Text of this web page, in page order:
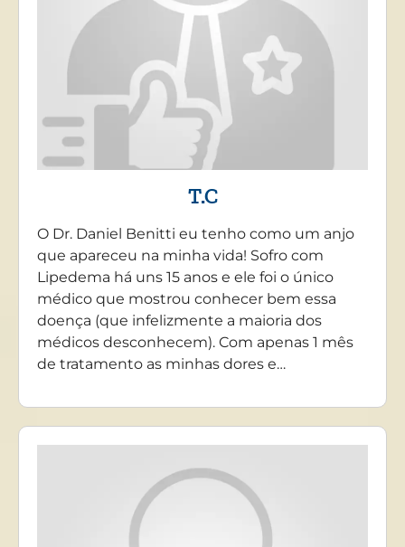
T.C
O Dr. Daniel Benitti eu tenho como um anjo
que apareceu na minha vida! Sofro com
Lipedema há uns 15 anos e ele foi o único
médico que mostrou conhecer bem essa
doença (que infelizmente a maioria dos
médicos desconhecem). Com apenas 1 mês
de tratamento as minhas dores e…